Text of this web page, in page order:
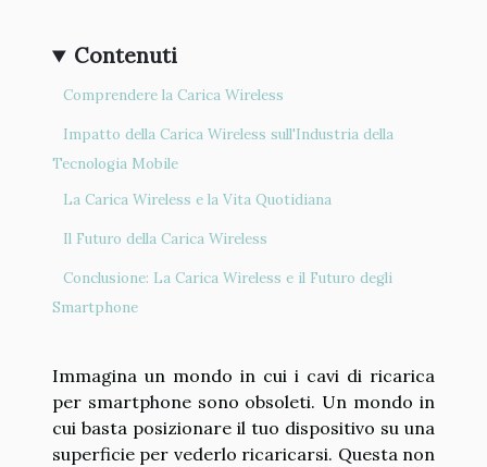
Contenuti
Comprendere la Carica Wireless
Impatto della Carica Wireless sull'Industria della
Tecnologia Mobile
La Carica Wireless e la Vita Quotidiana
Il Futuro della Carica Wireless
Conclusione: La Carica Wireless e il Futuro degli
Smartphone
Immagina un mondo in cui i cavi di ricarica
per smartphone sono obsoleti. Un mondo in
cui basta posizionare il tuo dispositivo su una
superficie per vederlo ricaricarsi. Questa non